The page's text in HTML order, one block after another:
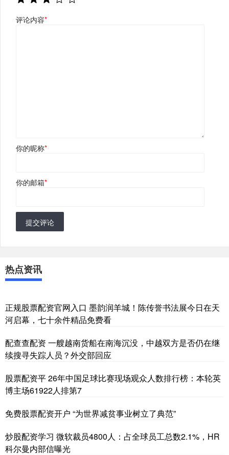
评论内容*
你的昵称*
你的邮箱*
提交评论
热点资讯
正规股票配资官网入口 墨韵润羊城！陈传誉书法展今日在天
河启幕，七十余件精品免费看
配查查配资 一艘越南货船在南海沉没，中越双方是否仍在继
续搜寻失踪人员？外交部回应
股票配资平 26年中国足球比赛现场观众人数排行榜：本轮英
博主场61922人排第7
免费股票配资开户 “为世界减贫事业树立了典范”
炒股配资学习 微软裁员4800人：占全球员工总数2.1%，HR
科尔曼内部信曝光